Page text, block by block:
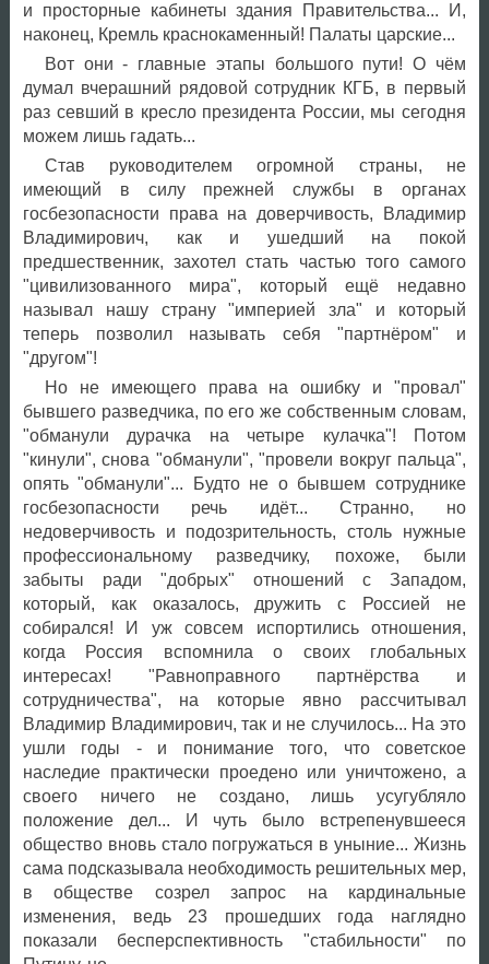
и просторные кабинеты здания Правительства... И,
наконец, Кремль краснокаменный! Палаты царские...
Вот они - главные этапы большого пути! О чём
думал вчерашний рядовой сотрудник КГБ, в первый
раз севший в кресло президента России, мы сегодня
можем лишь гадать...
Став руководителем огромной страны, не
имеющий в силу прежней службы в органах
госбезопасности права на доверчивость, Владимир
Владимирович, как и ушедший на покой
предшественник, захотел стать частью того самого
"цивилизованного мира", который ещё недавно
называл нашу страну "империей зла" и который
теперь позволил называть себя "партнёром" и
"другом"!
Но не имеющего права на ошибку и "провал"
бывшего разведчика, по его же собственным словам,
"обманули дурачка на четыре кулачка"! Потом
"кинули", снова "обманули", "провели вокруг пальца",
опять "обманули"... Будто не о бывшем сотруднике
госбезопасности речь идёт... Странно, но
недоверчивость и подозрительность, столь нужные
профессиональному разведчику, похоже, были
забыты ради "добрых" отношений с Западом,
который, как оказалось, дружить с Россией не
собирался! И уж совсем испортились отношения,
когда Россия вспомнила о своих глобальных
интересах! "Равноправного партнёрства и
сотрудничества", на которые явно рассчитывал
Владимир Владимирович, так и не случилось... На это
ушли годы - и понимание того, что советское
наследие практически проедено или уничтожено, а
своего ничего не создано, лишь усугубляло
положение дел... И чуть было встрепенувшееся
общество вновь стало погружаться в уныние... Жизнь
сама подсказывала необходимость решительных мер,
в обществе созрел запрос на кардинальные
изменения, ведь 23 прошедших года наглядно
показали бесперспективность "стабильности" по